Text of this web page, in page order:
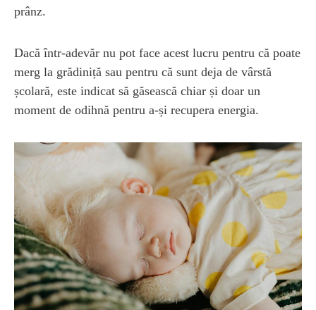
prânz.
Dacă într-adevăr nu pot face acest lucru pentru că poate
merg la grădiniță sau pentru că sunt deja de vârstă
școlară, este indicat să găsească chiar și doar un
moment de odihnă pentru a-și recupera energia.